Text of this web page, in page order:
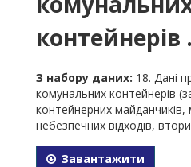
контейнерів
З набору даних: 18. Дані
комунальних контейнерів
контейнерних майданчиків,
небезпечних відходів,
Завантажити